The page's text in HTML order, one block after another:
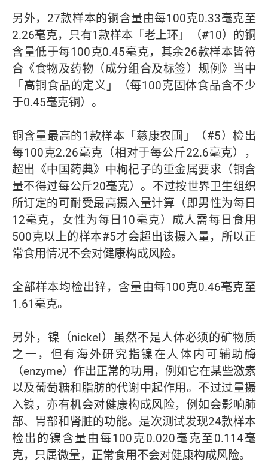
另外，27款样本的铜含量由每100克0.33毫克至
2.26毫克，只有1款样本「老上环」（#10）的铜
含量低于每100克0.45毫克，其余26款样本皆符
合《食物及药物（成分组合及标签）规例》当中
「高铜食品的定义」（每100克固体食品含不少
于0.45毫克铜）。
铜含量最高的1款样本「慈康农圃」（#5）检出
每100克2.26毫克（相对于每公斤22.6毫克），
超出《中国药典》中枸杞子的重金属要求（铜含
量不得过每公斤20毫克）。不过按世界卫生组织
所订定的可耐受最高摄入量计算（即男性为每日
12毫克，女性为每日10毫克）成人需每日食用
500克以上的样本#5才会超出该摄入量，所以正
常食用情况不会对健康构成风险。
全部样本均检出锌，含量由每100克0.46毫克至
1.61毫克。
另外，镍（nickel）虽然不是人体必须的矿物质
之一，但有海外研究指镍在人体内可辅助酶
（enzyme）作出正常的功用，例如它在某些激素
以及葡萄糖和脂肪的代谢中起作用。不过过量摄
入镍，亦有机会对健康构成风险，例如会影响肺
部、胃部和肾脏的功能。是次测试发现24款样本
检出的镍含量由每100克0.020毫克至0.114毫
克，只属微量，正常食用不会对健康构成风险。